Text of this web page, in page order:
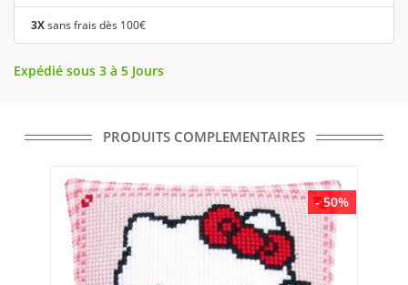
3Xsans frais dès 100€
Expédié sous 3 à 5 Jours
PRODUITS COMPLEMENTAIRES
- 50%